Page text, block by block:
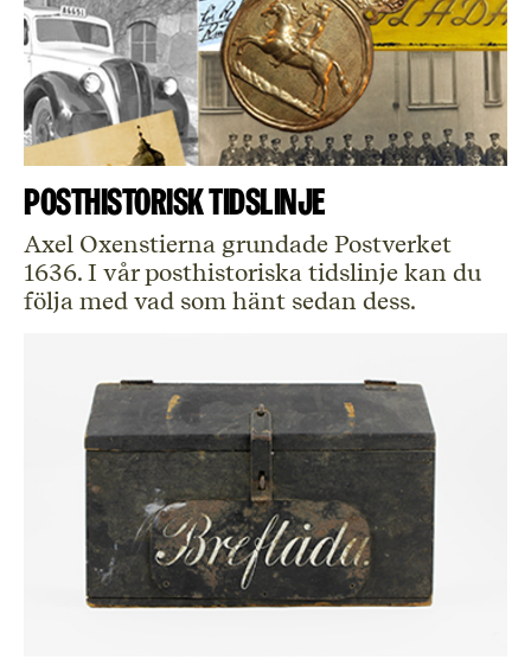
Posthistorisk tidslinje
Axel Oxenstierna grundade Postverket
1636. I vår posthistoriska tidslinje kan du
följa med vad som hänt sedan dess.